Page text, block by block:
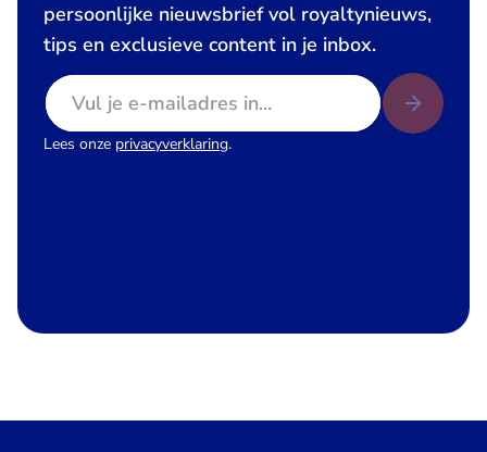
persoonlijke nieuwsbrief vol royaltynieuws,
tips en exclusieve content in je inbox.
E-mailadres
Lees onze privacyverklaring.